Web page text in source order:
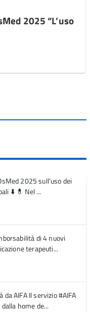
2025 “L’uso
2025 sull’uso dei
⬇️ 💊 Nel ...
di 4 nuovi
terapeuti...
AIFA Il servizio #AIFA
home de...